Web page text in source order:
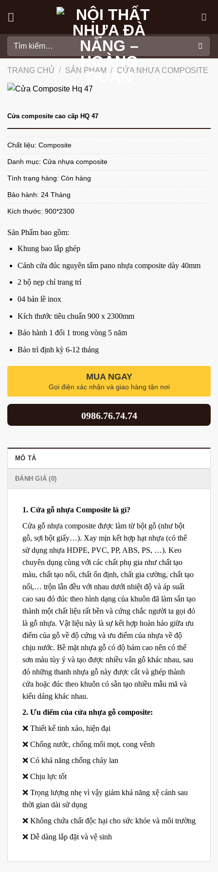
kiếm:
TRANG CHỦ / SẢN PHẨM / CỬA NHỰA COMPOSITE
Cửa composite cao cấp HQ 47
Chất liệu: Composite
Danh mục: Cửa nhựa composite
Tình trạng hàng: Còn hàng
Bảo hành: 24 Tháng
Kích thước: 900*2300
Sản Phẩm bao gồm:
Khung bao lắp ghép
Cánh cửa đúc nguyên tấm pano nhựa composite dày 40mm
2 bộ nẹp chỉ trang trí
04 bản lề inox
Kích thước tiêu chuẩn 900 x 2300mm
Bảo hành 1 đổi 1 trong vòng 5 năm
Bảo trì định kỳ 6-12 tháng
MUA NGAY
Gọi điện xác nhận và giao hàng tận nơi
0986.76.74.74
MÔ TẢ
ĐÁNH GIÁ (0)
1. Cửa gỗ nhựa Composite là gì?
Cửa gỗ nhựa composite được làm từ bột gỗ (như bột
gỗ, sợi bột giấy…). Xay mịn kết hợp hạt nhựa (có thể
sử dụng nhựa HDPE, PVC, PP, ABS, PS, …). Keo
chuyên dụng cùng với các chất phụ gia như chất tạo
màu, chất tạo nối, chất ổn định, chất gia cường, chất tạo
nổi,… trộn lẫn đều với nhau dưới nhiệt độ và áp suất
cao sau đó đúc theo hình dạng của khuôn đã làm sẵn tạo
thành một chất liệu rất bền và cứng chắc người ta gọi đó
là gỗ nhựa. Vật liệu này là sự kết hợp hoàn hảo giữa ưu
điểm của gỗ về độ cứng và ưu điểm của nhựa về độ
chịu nước. Bề mặt nhựa gỗ có độ bám cao nên có thể
sơn màu tùy ý và tạo được nhiều vân gỗ khác nhau, sau
đó những thanh nhựa gỗ này được cắt và ghép thành
cửa hoặc đúc theo khuôn có sẵn tạo nhiều mẫu mã và
kiểu dáng khác nhau.
2. Ưu điểm của cửa nhựa gỗ composite:
❌ Thiết kế tinh xảo, hiện đại
❌ Chống nước, chống mối mọt, cong vênh
❌ Có khả năng chống cháy lan
❌ Chịu lực tốt
❌ Trọng lượng nhẹ vì vậy giảm khả năng xệ cánh sau
thời gian dài sử dụng
❌ Không chứa chất độc hại cho sức khỏe và môi trường
❌ Dễ dàng lắp đặt và vệ sinh